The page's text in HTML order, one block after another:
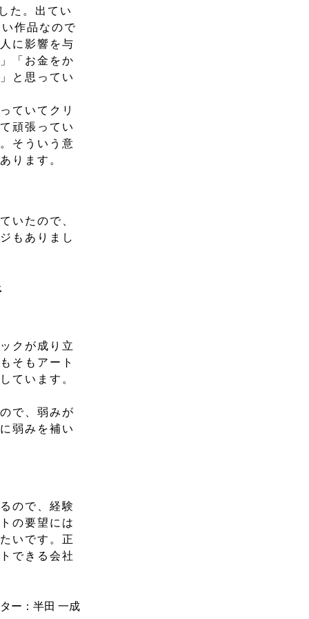
た。出てい
作品なので
に影響を与
「お金をか
と思ってい
ていてクリ
頑張ってい
そういう意
ります。
いたので、
もありまし
クが成り立
そもアート
ています。
で、弱みが
弱みを補い
ので、経験
の要望には
いです。正
できる会社
ー：半田 一成